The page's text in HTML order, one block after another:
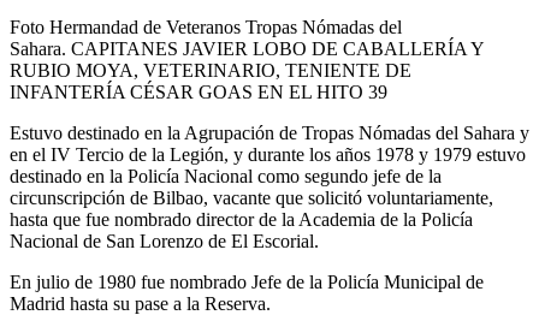
Foto Hermandad de Veteranos Tropas Nómadas del
Sahara. CAPITANES JAVIER LOBO DE CABALLERÍA Y
RUBIO MOYA, VETERINARIO, TENIENTE DE
INFANTERÍA CÉSAR GOAS EN EL HITO 39
Estuvo destinado en la Agrupación de Tropas Nómadas del Sahara y
en el IV Tercio de la Legión, y durante los años 1978 y 1979 estuvo
destinado en la Policía Nacional como segundo jefe de la
circunscripción de Bilbao, vacante que solicitó voluntariamente,
hasta que fue nombrado director de la Academia de la Policía
Nacional de San Lorenzo de El Escorial.
En julio de 1980 fue nombrado Jefe de la Policía Municipal de
Madrid hasta su pase a la Reserva.